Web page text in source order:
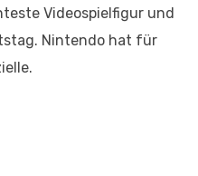
Videospielfigur und
Nintendo hat für